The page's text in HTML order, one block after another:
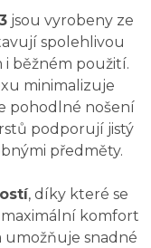
jsou vyrobeny ze
spolehlivou
běžném použití.
minimalizuje
pohodlné nošení
podporují jistý
předměty.
, díky které se
komfort
umožňuje snadné